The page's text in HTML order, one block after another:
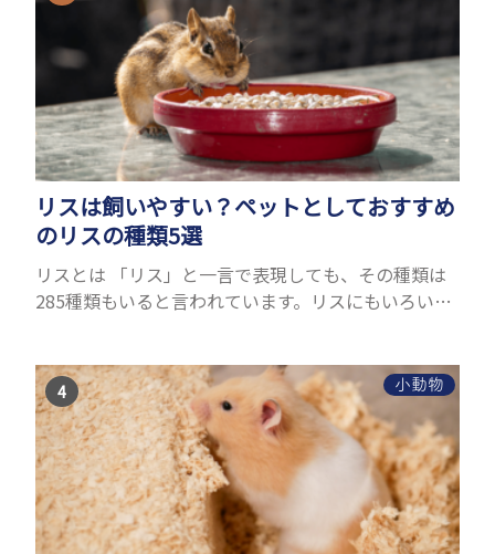
リスは飼いやすい？ペットとしておすすめ
のリスの種類5選
リスとは 「リス」と一言で表現しても、その種類は
285種類もいると言われています。リスにもいろいろ
が強いも...
小動物